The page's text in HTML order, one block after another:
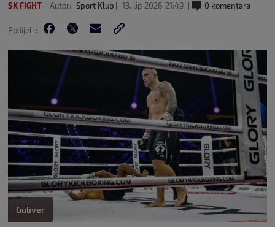
SK FIGHT Autor: Sport Klub 13. lip 2026 21:49 0 komentara
Podijeli :
Guliver